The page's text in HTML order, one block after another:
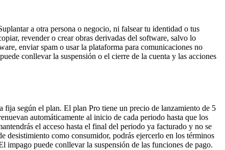
a otra persona o negocio, ni falsear tu identidad o tus
revender o crear obras derivadas del software, salvo lo
enviar spam o usar la plataforma para comunicaciones no
conllevar la suspensión o el cierre de la cuenta y las acciones
según el plan. El plan Pro tiene un precio de lanzamiento de 5
automáticamente al inicio de cada periodo hasta que los
el acceso hasta el final del periodo ya facturado y no se
desistimiento como consumidor, podrás ejercerlo en los términos
impago puede conllevar la suspensión de las funciones de pago.